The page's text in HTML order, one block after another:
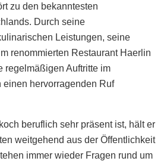
zu den bekanntesten
Durch seine
Leistungen, seine
renommierten Restaurant Haerlin
regelmäßigen Auftritte im
einen hervorragenden Ruf
beruflich sehr präsent ist, hält er
weitgehend aus der Öffentlichkeit
immer wieder Fragen rund um